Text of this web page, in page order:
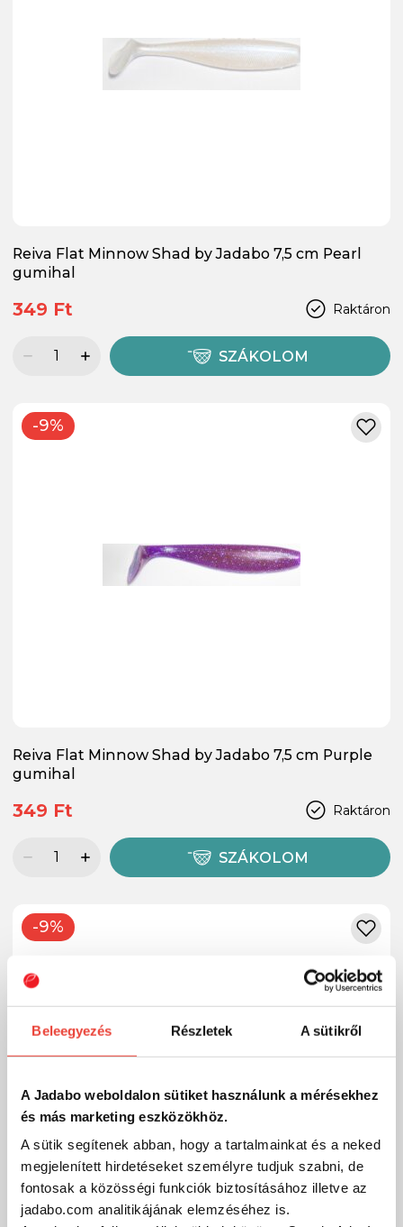
Beleegyezés Részletek A sütikről
A Jadabo weboldalon sütiket használunk a mérésekhez
és más marketing eszközökhöz.
A sütik segítenek abban, hogy a tartalmainkat és a neked
megjelenített hirdetéseket személyre tudjuk szabni, de
fontosak a közösségi funkciók biztosításához illetve az
jadabo.com analitikájának elemzéséhez is.
Reiva Flat Minnow Shad by Jadabo 7,5 cm Pearl
gumihal
Raktáron
349 Ft
SZÁKOLOM
-9%
Reiva Flat Minnow Shad by Jadabo 7,5 cm Purple
gumihal
Raktáron
349 Ft
SZÁKOLOM
-9%